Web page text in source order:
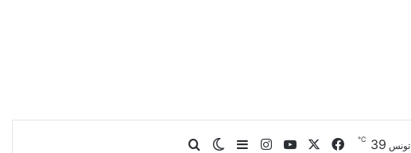
تونس 39
℃ فيسبوك يوتيوبانستقرامإضافة عمود جانبي
الوضع المظلم
بحث عن